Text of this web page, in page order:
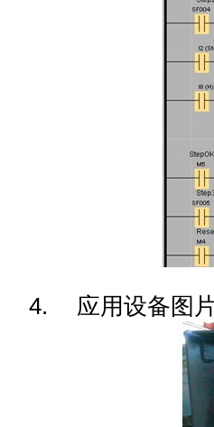
4. 应用设备图